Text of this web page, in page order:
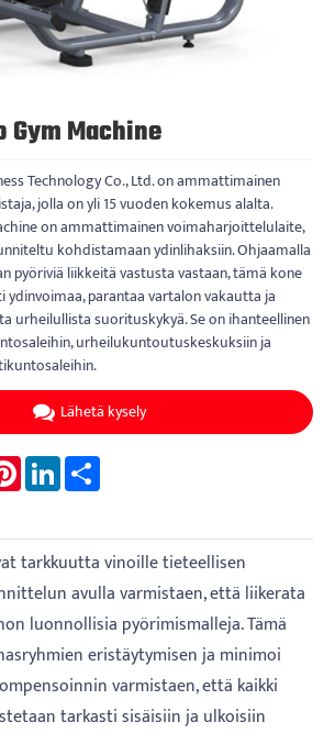
Gym Machine
Technology Co., Ltd. on ammattimainen
jolla on yli 15 vuoden kokemus alalta.
on ammattimainen voimaharjoittelulaite,
kohdistamaan ydinlihaksiin. Ohjaamalla
pyöriviä liikkeitä vastusta vastaan, tämä kone
parantaa vartalon vakautta ja
urheilullista suorituskykyä. Se on ihanteellinen
urheilukuntoutuskeskuksiin ja
Lähetä kysely
PinterestLinkedIn
tarkkuutta vinoille tieteellisen
avulla varmistaen, että liikerata
luonnollisia pyörimismalleja. Tämä
eristäytymisen ja minimoi
varmistaen, että kaikki
tarkasti sisäisiin ja ulkoisiin